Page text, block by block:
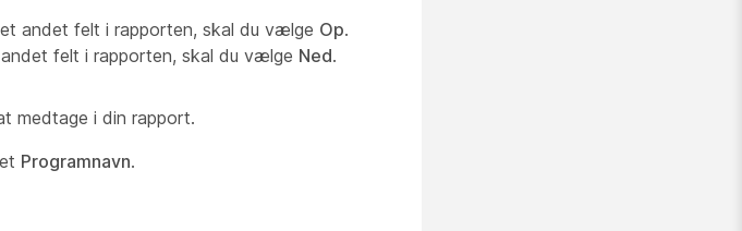
andet felt i rapporten, skal du vælge Op.
felt i rapporten, skal du vælge Ned.
medtage i din rapport.
Programnavn.